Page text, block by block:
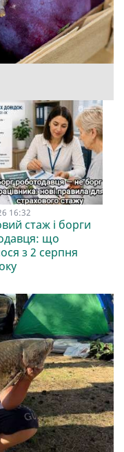
16:32
стаж і борги
що
з 2 серпня